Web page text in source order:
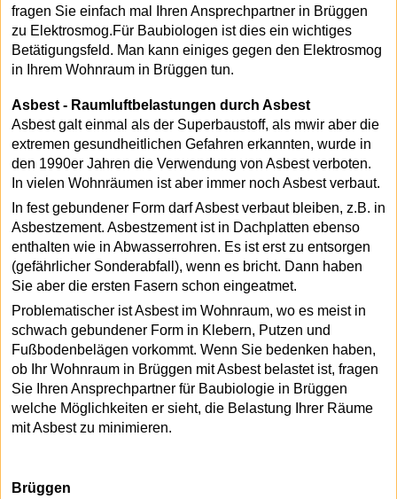
fragen Sie einfach mal Ihren Ansprechpartner in Brüggen
zu Elektrosmog.Für Baubiologen ist dies ein wichtiges
Betätigungsfeld. Man kann einiges gegen den Elektrosmog
in Ihrem Wohnraum in Brüggen tun.
Asbest - Raumluftbelastungen durch Asbest
Asbest galt einmal als der Superbaustoff, als mwir aber die
extremen gesundheitlichen Gefahren erkannten, wurde in
den 1990er Jahren die Verwendung von Asbest verboten.
In vielen Wohnräumen ist aber immer noch Asbest verbaut.
In fest gebundener Form darf Asbest verbaut bleiben, z.B. in
Asbestzement. Asbestzement ist in Dachplatten ebenso
enthalten wie in Abwasserrohren. Es ist erst zu entsorgen
(gefährlicher Sonderabfall), wenn es bricht. Dann haben
Sie aber die ersten Fasern schon eingeatmet.
Problematischer ist Asbest im Wohnraum, wo es meist in
schwach gebundener Form in Klebern, Putzen und
Fußbodenbelägen vorkommt. Wenn Sie bedenken haben,
ob Ihr Wohnraum in Brüggen mit Asbest belastet ist, fragen
Sie Ihren Ansprechpartner für Baubiologie in Brüggen
welche Möglichkeiten er sieht, die Belastung Ihrer Räume
mit Asbest zu minimieren.
Brüggen